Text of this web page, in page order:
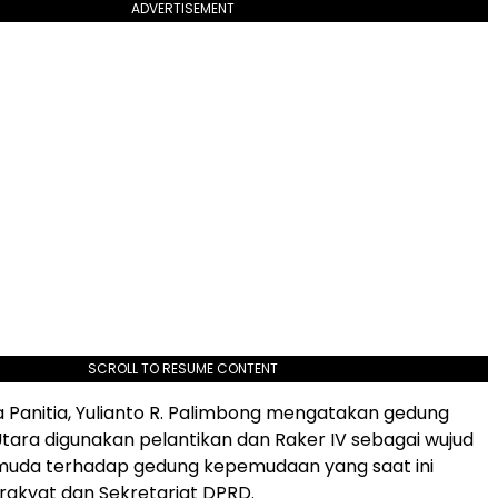
ADVERTISEMENT
SCROLL TO RESUME CONTENT
Panitia, Yulianto R. Palimbong mengatakan gedung
digunakan pelantikan dan Raker IV sebagai wujud
terhadap gedung kepemudaan yang saat ini